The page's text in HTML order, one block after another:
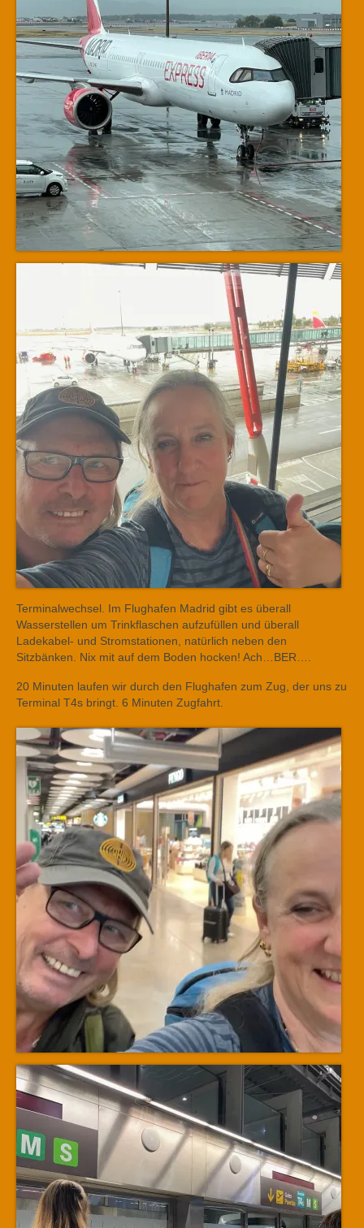
Terminalwechsel. Im Flughafen Madrid gibt es überall
Wasserstellen um Trinkflaschen aufzufüllen und überall
Ladekabel- und Stromstationen, natürlich neben den
Sitzbänken. Nix mit auf dem Boden hocken! Ach…BER….
20 Minuten laufen wir durch den Flughafen zum Zug, der uns zu
Terminal T4s bringt. 6 Minuten Zugfahrt.